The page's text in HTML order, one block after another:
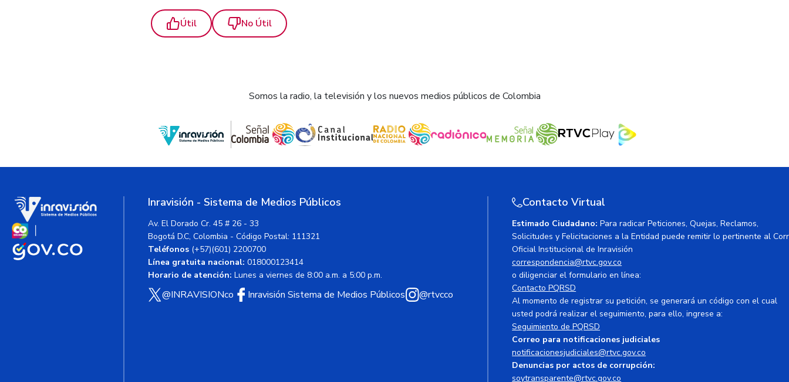
Útil No Útil
Somos la radio, la televisión y los nuevos medios públicos de Colombia
Inravisión - Sistema de Medios Públicos
Av. El Dorado Cr. 45 # 26 - 33
Bogotá D.C, Colombia - Código Postal: 111321
Teléfonos (+57)(601) 2200700
Línea gratuita nacional: 018000123414
Horario de atención: Lunes a viernes de 8:00 a.m. a 5:00 p.m.
@INRAVISIONco Inravisión Sistema de Medios Públicos @rtvcco
Contacto Virtual
Estimado Ciudadano: Para radicar Peticiones, Quejas, Reclamos,
Solicitudes y Felicitaciones a la Entidad puede remitir lo pertinente al
Oficial Institucional de Inravisión
correspondencia@rtvc.gov.co
o diligenciar el formulario en línea:
Contacto PQRSD
Al momento de registrar su petición, se generará un código con el cual
usted podrá realizar el seguimiento, para ello, ingrese a:
Seguimiento de PQRSD
Correo para notificaciones judiciales
notificacionesjudiciales@rtvc.gov.co
Denuncias por actos de corrupción:
soytransparente@rtvc.gov.co